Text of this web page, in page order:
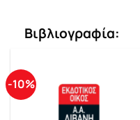
Βιβλιογραφία:
-10%